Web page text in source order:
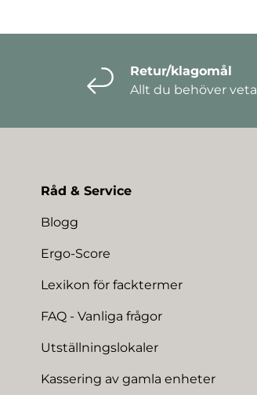
Retur/klagomål
Allt du behöver veta
Råd & Service
Blogg
Ergo-Score
Lexikon för facktermer
FAQ - Vanliga frågor
Utställningslokaler
Kassering av gamla enheter